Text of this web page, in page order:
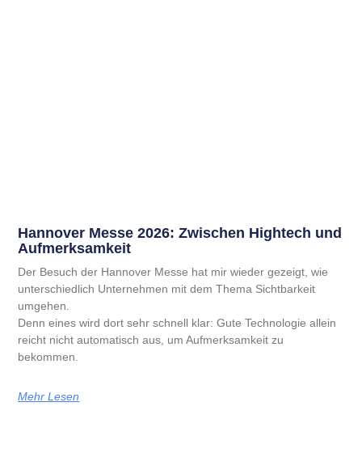
Hannover Messe 2026: Zwischen Hightech und
Aufmerksamkeit
Der Besuch der Hannover Messe hat mir wieder gezeigt, wie
unterschiedlich Unternehmen mit dem Thema Sichtbarkeit
umgehen.
Denn eines wird dort sehr schnell klar: Gute Technologie allein
reicht nicht automatisch aus, um Aufmerksamkeit zu
bekommen.
Mehr Lesen